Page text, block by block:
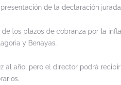
de la declaración
los plazos de cobranza por la
y Benayas.
al año, pero el director podrá recibir